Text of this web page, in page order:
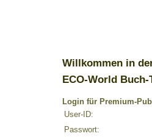
Willkommen in
ECO-World Buch-
Login für Premium-
User-ID:
Passwort: